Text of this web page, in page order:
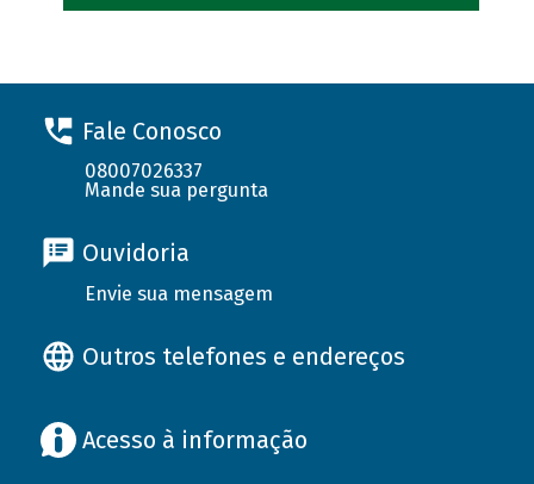
Fale Conosco
08007026337
Mande sua pergunta
Ouvidoria
Envie sua mensagem
Outros telefones e endereços
Acesso à informação